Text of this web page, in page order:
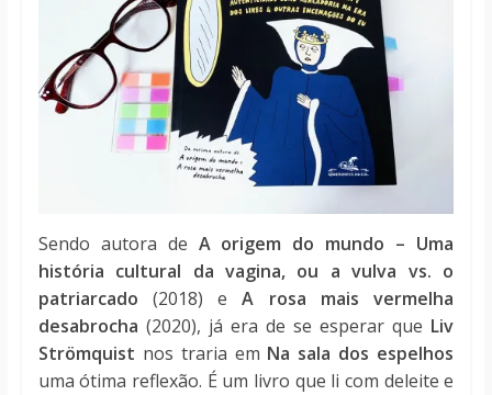
Sendo autora de A origem do mundo – Uma
história cultural da vagina, ou a vulva vs. o
patriarcado (2018) eA rosa mais vermelha
desabrocha (2020), já era de se esperar que Liv
Strömquist nos traria em Na sala dos espelhos
uma ótima reflexão. É um livro que li com deleite e